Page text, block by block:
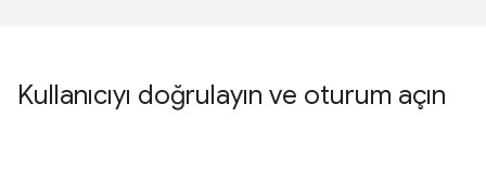
Kullanıcıyı doğrulayın ve oturum açın